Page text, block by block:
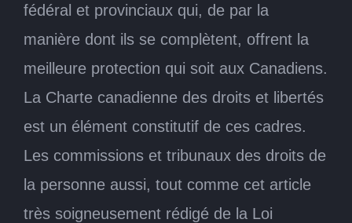
fédéral et provinciaux qui, de par la
manière dont ils se complètent, offrent la
meilleure protection qui soit aux Canadiens.
La Charte canadienne des droits et libertés
est un élément constitutif de ces cadres.
Les commissions et tribunaux des droits de
la personne aussi, tout comme cet article
très soigneusement rédigé de la Loi